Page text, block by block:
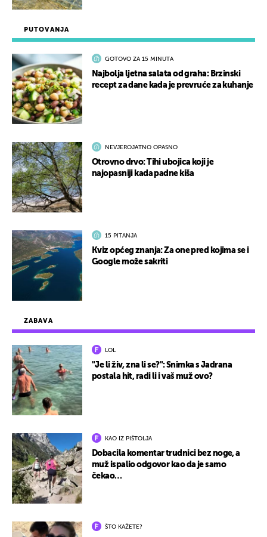
ZABAVA
LOL
"Je li živ, zna li se?": Snimka s Jadrana
postala hit, radi li i vaš muž ovo?
KAO IZ PIŠTOLJA
Dobacila komentar trudnici bez noge, a
muž ispalio odgovor kao da je samo
čekao…
ŠTO KAŽETE?
PUTOVANJA
GOTOVO ZA 15 MINUTA
Najbolja ljetna salata od graha: Brzinski
recept za dane kada je prevruće za kuhanje
NEVJEROJATNO OPASNO
Otrovno drvo: Tihi ubojica koji je
najopasniji kada padne kiša
15 PITANJA
Kviz općeg znanja: Za one pred kojima se i
Google može sakriti